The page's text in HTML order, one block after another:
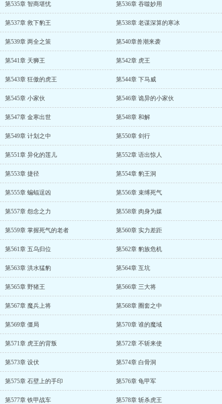
第535章 智商堪忧 第536章 吞噬妙用
第537章 救下豹王 第538章 老谋深算的寒冰
第539章 两全之策 第540章兽潮来袭
第541章 天狮王 第542章 虎王
第543章 狂傲的虎王 第544章 下马威
第545章 小家伙 第546章 诡异的小家伙
第547章 金寒出世 第548章 和解
第549章 计划之中 第550章 剑行
第551章 异化的莲儿 第552章 语出惊人
第553章 捷径 第554章 豹王洞
第555章 蝙蝠逞凶 第556章 束缚死气
第557章 怨念之力 第558章 肉身为媒
第559章 掌握死气的老者 第560章 实力差距
第561章 五乌归位 第562章 豹族危机
第563章 洪水猛豹 第564章 互坑
第565章 野猪王 第566章 三大将
第567章 魔兵上将 第568章 圈套之中
第569章 僵局 第570章 谁的魔域
第571章 虎王的背叛 第572章 不斩来使
第573章 设伏 第574章 白骨洞
第575章 石壁上的手印 第576章 龟甲军
第577章 铁甲战车 第578章 斩杀虎王